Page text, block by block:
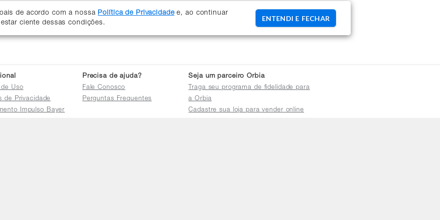
de acordo com a nossa Política de Privacidadee, ao continuar
ciente dessas condições.
ENTENDI E FECHAR
de Uso
de Privacidade
Impulso Bayer
Precisa de ajuda?
Fale Conosco
Perguntas Frequentes
Seja um parceiro Orbia
Traga seu programa de fidelidade para
a Orbia
Cadastre sua loja para vender online